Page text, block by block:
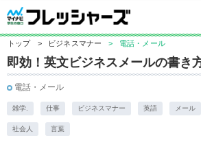
トップ > ビジネスマナー > 電話・メール
即効！英文ビジネスメールの書き
電話・メール
雑学. 仕事 ビジネスマナー 英語 メール
社会人 言葉